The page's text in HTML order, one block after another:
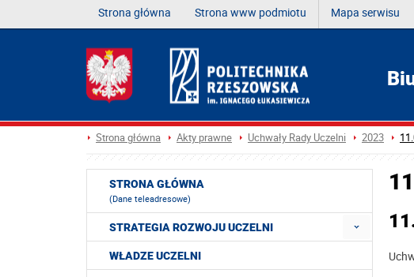
Strona główna Strona www podmiotu Mapa serwisu
Strona główna Akty prawne Uchwały Rady Uczelni 2023
STRONA GŁÓWNA
(Dane teleadresowe)
STRATEGIA ROZWOJU UCZELNI
WŁADZE UCZELNI